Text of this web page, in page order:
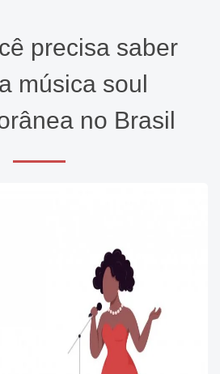
precisa saber
música soul
no Brasil